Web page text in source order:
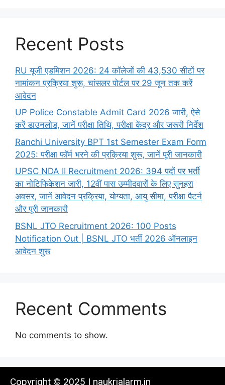
Recent Posts
RU यूजी एडमिशन 2026: 24 कॉलेजों की 43,530 सीटों पर
नामांकन प्रक्रिया शुरू, चांसलर पोर्टल पर 29 जून तक करें
आवेदन
UP Police Constable Admit Card 2026 जारी, ऐसे
करें डाउनलोड, जानें परीक्षा तिथि, परीक्षा केंद्र और जरूरी निर्देश
Ranchi University BPT 1st Semester Exam Form
2025: परीक्षा फॉर्म भरने की प्रक्रिया शुरू, जानें पूरी जानकारी
UPSC NDA II Recruitment 2026: 394 पदों पर भर्ती
का नोटिफिकेशन जारी, 12वीं पास उम्मीदवारों के लिए सुनहरा
अवसर, जानें आवेदन प्रक्रिया, योग्यता, आयु सीमा, परीक्षा पैटर्न
और पूरी जानकारी
BSNL JTO Recruitment 2026: 100 Posts
Notification Out | BSNL JTO भर्ती 2026 ऑनलाइन
आवेदन शुरू
Recent Comments
No comments to show.
Copyright © 2025 | naukrialarm.in